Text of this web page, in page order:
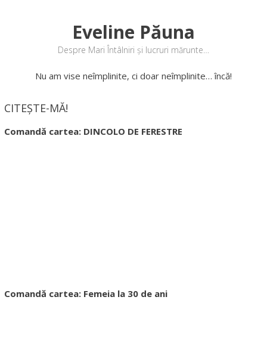
Eveline Păuna
Despre Mari Întâlniri și lucruri mărunte…
Nu am vise neîmplinite, ci doar neîmplinite… încă!
CITEȘTE-MĂ!
Comandă cartea: DINCOLO DE FERESTRE
Comandă cartea: Femeia la 30 de ani